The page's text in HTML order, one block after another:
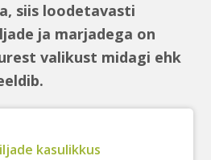
siis loodetavasti
ja marjadega on
valikust midagi ehk
kasulikkus